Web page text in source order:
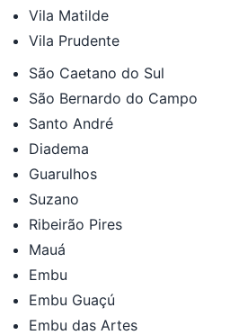
Vila Matilde
Vila Prudente
São Caetano do Sul
São Bernardo do Campo
Santo André
Diadema
Guarulhos
Suzano
Ribeirão Pires
Mauá
Embu
Embu Guaçú
Embu das Artes